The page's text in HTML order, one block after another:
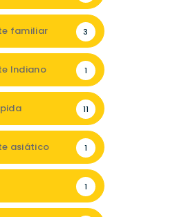
familiar 3
Indiano 1
11
asiático 1
1